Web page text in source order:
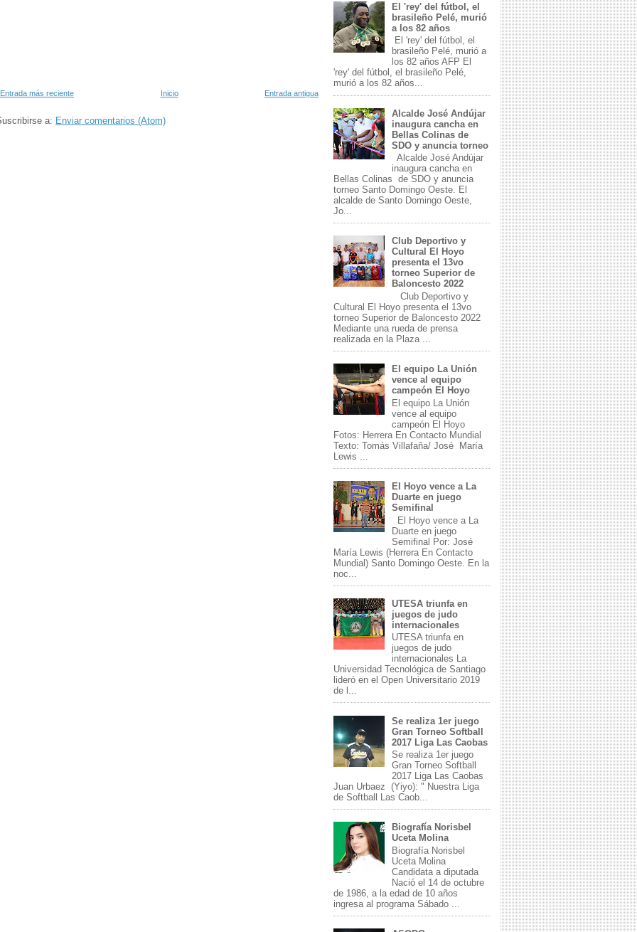
Entrada más reciente Entrada antigua
Inicio
a: Enviar comentarios (Atom)
El 'rey' del fútbol, el
brasileño Pelé, murió
a los 82 años
El 'rey' del fútbol, el
brasileño Pelé, murió a
los 82 años AFP El
'rey' del fútbol, el brasileño Pelé,
murió a los 82 años...
Alcalde José Andújar
inaugura cancha en
Bellas Colinas de
SDO y anuncia torneo
Alcalde José Andújar
inaugura cancha en
Bellas Colinas de SDO y anuncia
torneo Santo Domingo Oeste. El
alcalde de Santo Domingo Oeste,
Jo...
Club Deportivo y
Cultural El Hoyo
presenta el 13vo
torneo Superior de
Baloncesto 2022
Club Deportivo y
Cultural El Hoyo presenta el 13vo
torneo Superior de Baloncesto 2022
Mediante una rueda de prensa
realizada en la Plaza ...
El equipo La Unión
vence al equipo
campeón El Hoyo
El equipo La Unión
vence al equipo
campeón El Hoyo
Fotos: Herrera En Contacto Mundial
Texto: Tomás Villafaña/ José María
Lewis ...
El Hoyo vence a La
Duarte en juego
Semifinal
El Hoyo vence a La
Duarte en juego
Semifinal Por: José
María Lewis (Herrera En Contacto
Mundial) Santo Domingo Oeste. En la
noc...
UTESA triunfa en
juegos de judo
internacionales
UTESA triunfa en
juegos de judo
internacionales La
Universidad Tecnológica de Santiago
lideró en el Open Universitario 2019
de l...
Se realiza 1er juego
Gran Torneo Softball
2017 Liga Las Caobas
Se realiza 1er juego
Gran Torneo Softball
2017 Liga Las Caobas
Juan Urbaez (Yiyo): " Nuestra Liga
de Softball Las Caob...
Biografía Norisbel
Uceta Molina
Biografía Norisbel
Uceta Molina
Candidata a diputada
Nació el 14 de octubre
de 1986, a la edad de 10 años
ingresa al programa Sábado ...